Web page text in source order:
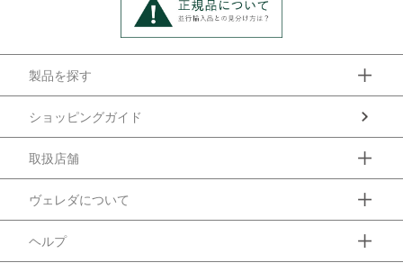
製品を探す
ショッピングガイド
取扱店舗
ヴェレダについて
ヘルプ